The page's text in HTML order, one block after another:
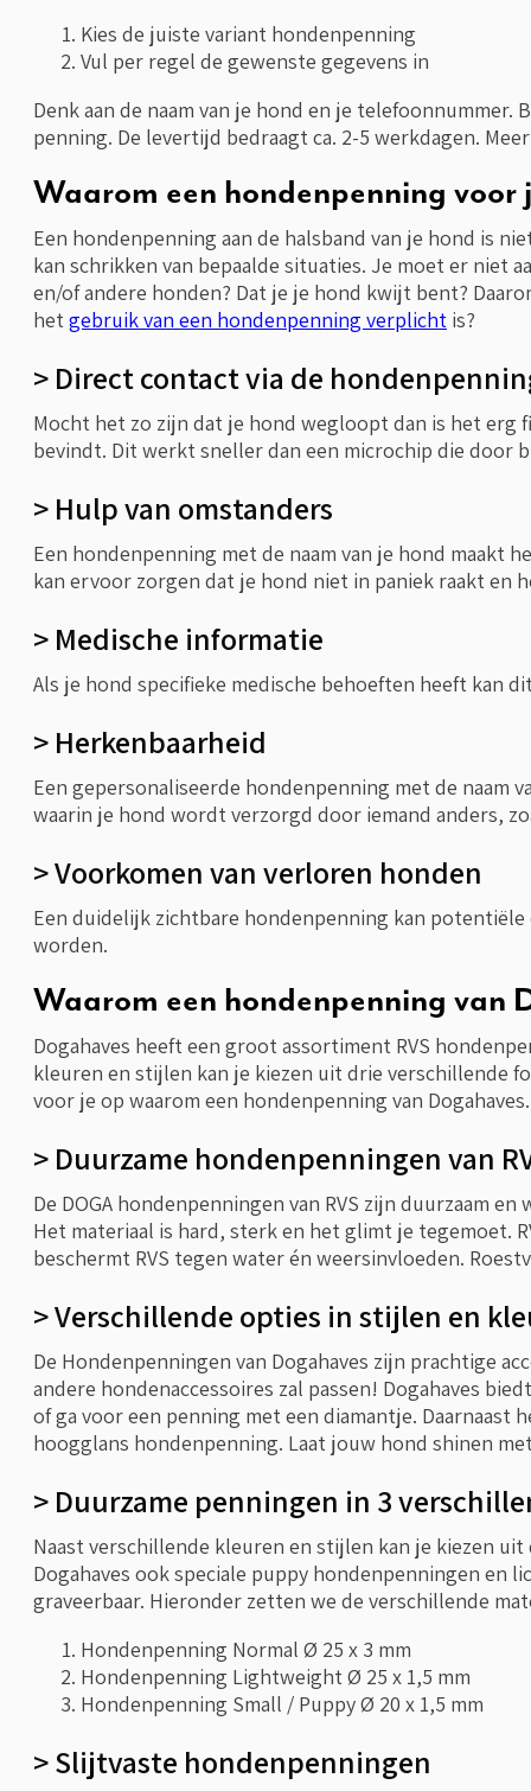
Kies de juiste variant hondenpenning
Vul per regel de gewenste gegevens in
Denk aan de naam van je hond en je
penning. De levertijd bedraagt ca. 2-5 werkdagen.
Waarom een hondenpenning
Een hondenpenning aan de halsband van je hond is
kan schrikken van bepaalde situaties. Je moet er niet
en/of andere honden? Dat je je hond kwijt bent?
hetgebruik van een hondenpenning verplicht is?
> Direct contact via de
Mocht het zo zijn dat je hond wegloopt dan is het
bevindt. Dit werkt sneller dan een microchip die door
> Hulp van omstanders
Een hondenpenning met de naam van je hond
kan ervoor zorgen dat je hond niet in paniek raakt en
> Medische informatie
Als je hond specifieke medische behoeften heeft kan
> Herkenbaarheid
Een gepersonaliseerde hondenpenning met de naam
waarin je hond wordt verzorgd door iemand anders,
> Voorkomen van verloren honden
Een duidelijk zichtbare hondenpenning kan
worden.
Waarom een hondenpenning van
Dogahaves heeft een groot assortiment RVS
kleuren en stijlen kan je kiezen uit drie verschillende
voor je op waarom een hondenpenning van Dogahaves.
> Duurzame hondenpenningen van
De DOGA hondenpenningen van RVS zijn duurzaam
Het materiaal is hard, sterk en het glimt je tegemoet.
beschermt RVS tegen water én weersinvloeden.
> Verschillende opties in stijlen en
De Hondenpenningen van Dogahaves zijn prachtige
andere hondenaccessoires zal passen! Dogahaves
of ga voor een penning met een diamantje. Daarnaast
hoogglans hondenpenning. Laat jouw hond shinen
> Duurzame penningen in 3
Naast verschillende kleuren en stijlen kan je kiezen
Dogahaves ook speciale puppy hondenpenningen en
graveerbaar. Hieronder zetten we de verschillende
Hondenpenning Normal Ø 25 x 3 mm
Hondenpenning Lightweight Ø 25 x 1,5 mm
Hondenpenning Small / Puppy Ø 20 x 1,5 mm
> Slijtvaste hondenpenningen